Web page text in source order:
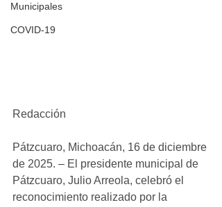
Municipales
COVID-19
Redacción
Pátzcuaro, Michoacán, 16 de diciembre
de 2025. – El presidente municipal de
Pátzcuaro, Julio Arreola, celebró el
reconocimiento realizado por la